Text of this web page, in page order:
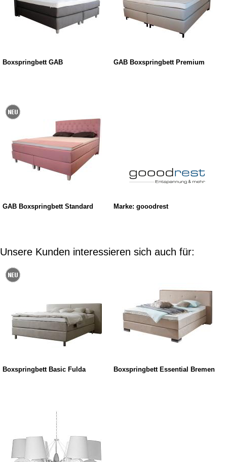
Boxspringbett GAB GAB Boxspringbett Premium
GAB Boxspringbett Standard Marke: gooodrest
Unsere Kunden interessieren sich auch für:
Boxspringbett Basic Fulda Boxspringbett Essential Bremen